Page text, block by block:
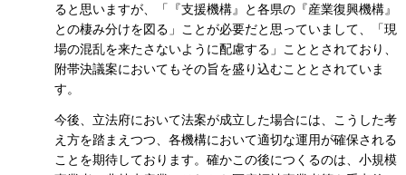
ると思いますが、「『支援機構』と各県の『産業復興機構』
との棲み分けを図る」ことが必要だと思っていまして、「現
場の混乱を来たさないように配慮する」こととされており、
附帯決議案においてもその旨を盛り込むこととされていま
す。
今後、立法府において法案が成立した場合には、こうした考
え方を踏まえつつ、各機構において適切な運用が確保される
ことを期待しております。確かこの後につくるのは、小規模